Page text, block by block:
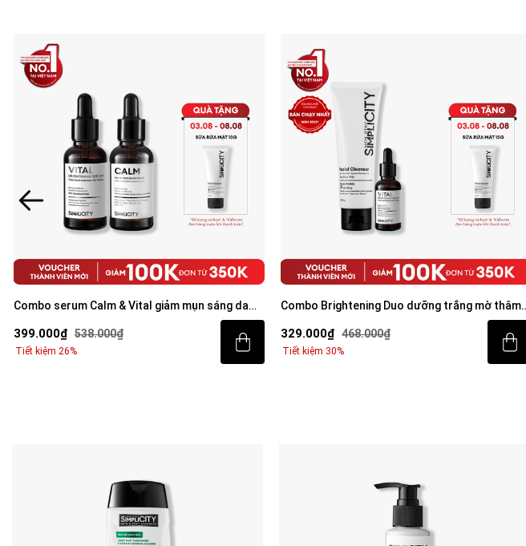
Combo serum Calm & Vital giảm mụn sáng da
Niacinamide 30ml
399.000₫ 538.000₫
Tiết kiệm 26%
Combo Brightening Duo dưỡng trắng mờ thâm
tiết kiệm: Sữa rửa mặt 100g & Serum Vital 30ml
329.000₫ 468.000₫
Tiết kiệm 30%